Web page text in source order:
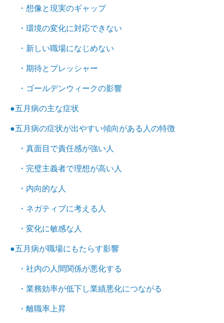
・想像と現実のギャップ
・環境の変化に対応できない
・新しい職場になじめない
・期待とプレッシャー
・ゴールデンウィークの影響
●五月病の主な症状
●五月病の症状が出やすい傾向がある人の特徴
・真面目で責任感が強い人
・完璧主義者で理想が高い人
・内向的な人
・ネガティブに考える人
・変化に敏感な人
●五月病が職場にもたらす影響
・社内の人間関係が悪化する
・業務効率が低下し業績悪化につながる
・離職率上昇